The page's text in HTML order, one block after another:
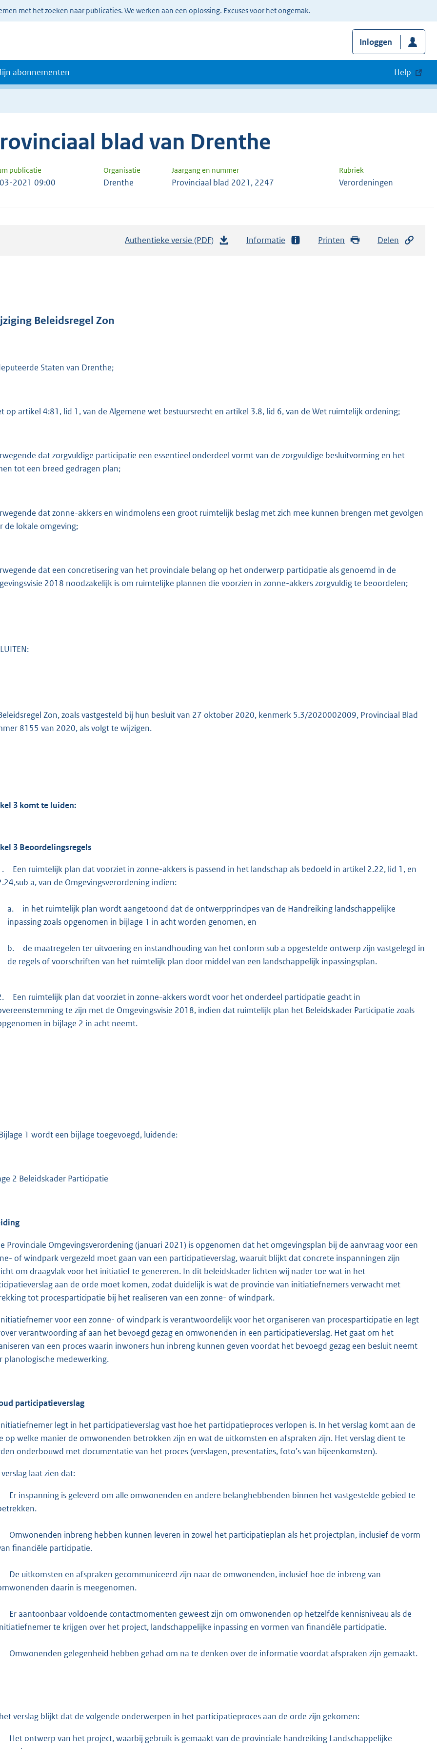
met het zoeken naar publicaties. We werken aan een oplossing. Excuses voor het ongemak.
Inloggen
abonnementen Help
blad van Drenthe
publicatie Organisatie Jaargang en nummer Rubriek
2021 09:00 Drenthe Provinciaal blad 2021, 2247 Verordeningen
Authentieke versie (PDF)
t
2
Informatie Printen Delen
Beleidsregel Zon
Staten van Drenthe;
op artikel 4:81, lid 1, van de Algemene wet bestuursrecht en artikel 3.8, lid 6, van de Wet ruimtelijk ordening;
dat zorgvuldige participatie een essentieel onderdeel vormt van de zorgvuldige besluitvorming en het
tot een breed gedragen plan;
dat zonne-akkers en windmolens een groot ruimtelijk beslag met zich mee kunnen brengen met gevolgen
de lokale omgeving;
dat een concretisering van het provinciale belang op het onderwerp participatie als genoemd in de
2018 noodzakelijk is om ruimtelijke plannen die voorzien in zonne-akkers zorgvuldig te beoordelen;
Zon, zoals vastgesteld bij hun besluit van 27 oktober 2020, kenmerk 5.3/2020002009, Provinciaal Blad
8155 van 2020, als volgt te wijzigen.
3 komt te luiden:
3 Beoordelingsregels
Een ruimtelijk plan dat voorziet in zonne-akkers is passend in het landschap als bedoeld in artikel 2.22, lid 1, en
a, van de Omgevingsverordening indien:
a.
in het ruimtelijk plan wordt aangetoond dat de ontwerpprincipes van de Handreiking landschappelijke
inpassing zoals opgenomen in bijlage 1 in acht worden genomen, en
b.
de maatregelen ter uitvoering en instandhouding van het conform sub a opgestelde ontwerp zijn vastgelegd in
de regels of voorschriften van het ruimtelijk plan door middel van een landschappelijk inpassingsplan.
Een ruimtelijk plan dat voorziet in zonne-akkers wordt voor het onderdeel participatie geacht in
te zijn met de Omgevingsvisie 2018, indien dat ruimtelijk plan het Beleidskader Participatie zoals
in bijlage 2 in acht neemt.
1 wordt een bijlage toegevoegd, luidende:
2 Beleidskader Participatie
Provinciale Omgevingsverordening (januari 2021) is opgenomen dat het omgevingsplan bij de aanvraag voor een
of windpark vergezeld moet gaan van een participatieverslag, waaruit blijkt dat concrete inspanningen zijn
om draagvlak voor het initiatief te genereren. In dit beleidskader lichten wij nader toe wat in het
aan de orde moet komen, zodat duidelijk is wat de provincie van initiatiefnemers verwacht met
tot procesparticipatie bij het realiseren van een zonne- of windpark.
voor een zonne- of windpark is verantwoordelijk voor het organiseren van procesparticipatie en legt
verantwoording af aan het bevoegd gezag en omwonenden in een participatieverslag. Het gaat om het
van een proces waarin inwoners hun inbreng kunnen geven voordat het bevoegd gezag een besluit neemt
planologische medewerking.
participatieverslag
legt in het participatieverslag vast hoe het participatieproces verlopen is. In het verslag komt aan de
op welke manier de omwonenden betrokken zijn en wat de uitkomsten en afspraken zijn. Het verslag dient te
onderbouwd met documentatie van het proces (verslagen, presentaties, foto’s van bijeenkomsten).
laat zien dat:
Er inspanning is geleverd om alle omwonenden en andere belanghebbenden binnen het vastgestelde gebied te
Omwonenden inbreng hebben kunnen leveren in zowel het participatieplan als het projectplan, inclusief de vorm
financiële participatie.
De uitkomsten en afspraken gecommuniceerd zijn naar de omwonenden, inclusief hoe de inbreng van
daarin is meegenomen.
Er aantoonbaar voldoende contactmomenten geweest zijn om omwonenden op hetzelfde kennisniveau als de
te krijgen over het project, landschappelijke inpassing en vormen van financiële participatie.
Omwonenden gelegenheid hebben gehad om na te denken over de informatie voordat afspraken zijn gemaakt.
verslag blijkt dat de volgende onderwerpen in het participatieproces aan de orde zijn gekomen:
Het ontwerp van het project, waarbij gebruik is gemaakt van de provinciale handreiking Landschappelijke